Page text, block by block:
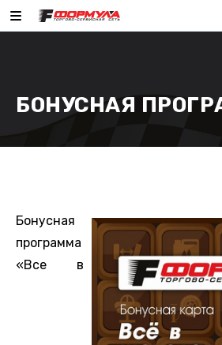
БОНУСНАЯ
Бонусная
программа
«Все в